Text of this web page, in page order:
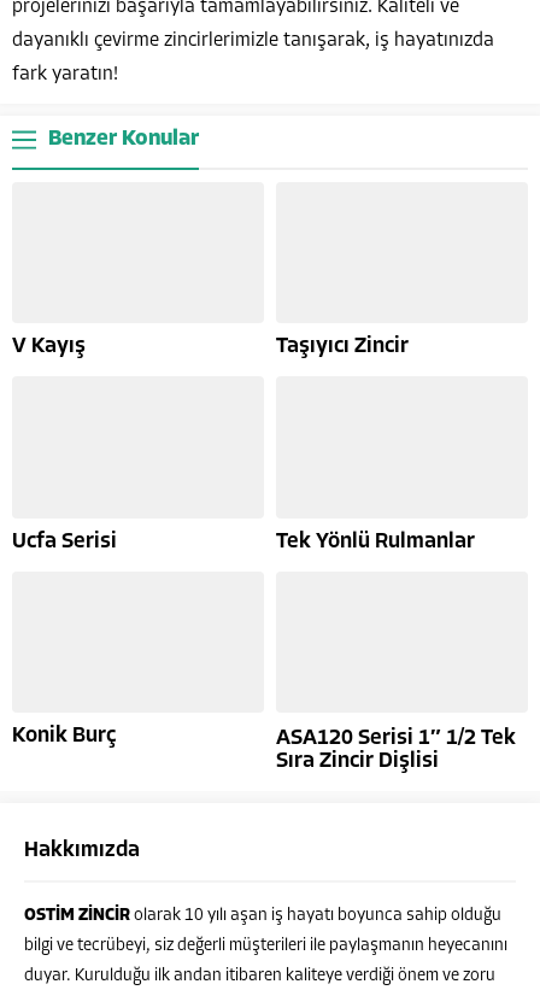
projelerinizi başarıyla tamamlayabilirsiniz. Kaliteli ve
dayanıklı çevirme zincirlerimizle tanışarak, iş hayatınızda
fark yaratın!
Benzer Konular
V Kayış Taşıyıcı Zincir
Ucfa Serisi Tek Yönlü Rulmanlar
Konik Burç
ASA120 Serisi 1″ 1/2 Tek
Sıra Zincir Dişlisi
Hakkımızda
OSTİM ZİNCİR olarak 10 yılı aşan iş hayatı boyunca sahip olduğu
bilgi ve tecrübeyi, siz değerli müşterileri ile paylaşmanın heyecanını
duyar. Kurulduğu ilk andan itibaren kaliteye verdiği önem ve zoru